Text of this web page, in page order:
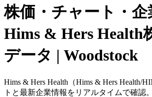
株価・チャート・企
Hims & Hers Health
データ | Woodstock
Hims & Hers Health（Hims & Hers Health/
トと最新企業情報をリアルタイムで確認